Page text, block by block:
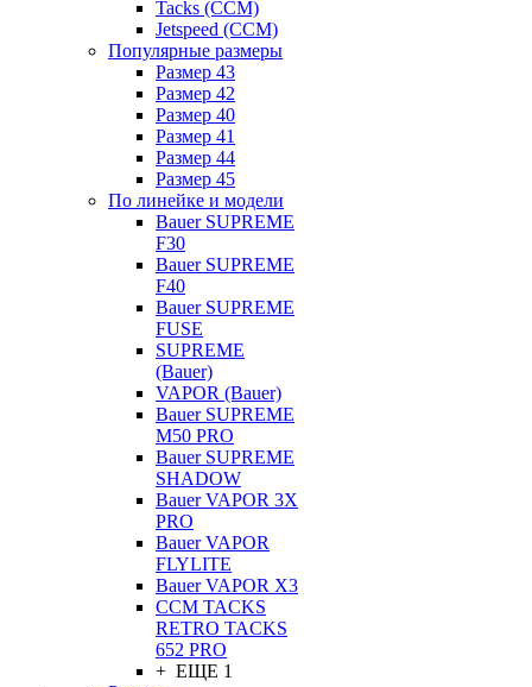
Tacks (CCM)
Jetspeed (CCM)
Популярные размеры
Размер 43
Размер 42
Размер 40
Размер 41
Размер 44
Размер 45
По линейке и модели
Bauer SUPREME
F30
Bauer SUPREME
F40
Bauer SUPREME
FUSE
SUPREME
(Bauer)
VAPOR (Bauer)
Bauer SUPREME
M50 PRO
Bauer SUPREME
SHADOW
Bauer VAPOR 3X
PRO
Bauer VAPOR
FLYLITE
Bauer VAPOR X3
CCM TACKS
RETRO TACKS
652 PRO
+ ЕЩЕ 1